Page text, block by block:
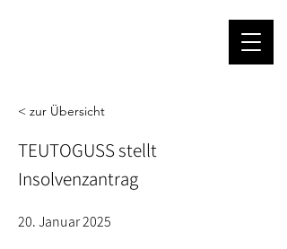
< zur Übersicht
TEUTOGUSS stellt
Insolvenzantrag
20. Januar 2025